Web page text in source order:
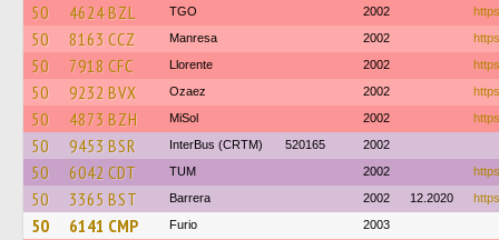
50 4624 BZL TGO 2002
50 8163 CCZ Manresa 2002
50 7918 CFC Llorente 2002
50 9232 BVX Ozaez 2002
50 4873 BZH MiSol 2002
50 9453 BSR InterBus (CRTM) 520165 2002
50 6042 CDT TUM 2002
50 3365 BST Barrera 2002 12.2020
50 6141 CMP Furio 2003